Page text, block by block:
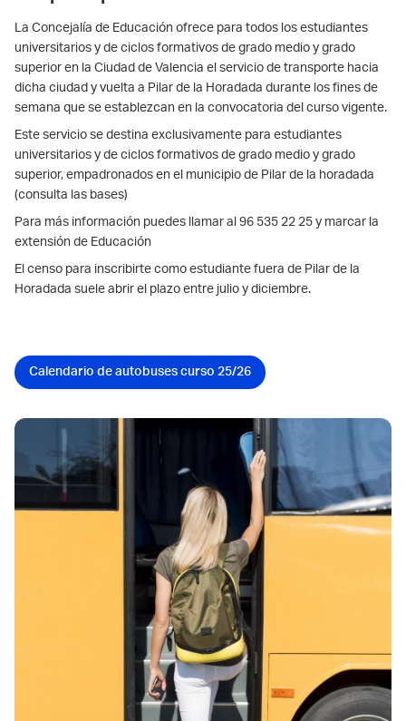
La Concejalía de Educación ofrece para todos los estudiantes
universitarios y de ciclos formativos de grado medio y grado
superior en la Ciudad de Valencia el servicio de transporte hacia
dicha ciudad y vuelta a Pilar de la Horadada durante los fines de
semana que se establezcan en la convocatoria del curso vigente.
Este servicio se destina exclusivamente para estudiantes
universitarios y de ciclos formativos de grado medio y grado
superior, empadronados en el municipio de Pilar de la horadada
(consulta las bases)
Para más información puedes llamar al 96 535 22 25 y marcar la
extensión de Educación
El censo para inscribirte como estudiante fuera de Pilar de la
Horadada suele abrir el plazo entre julio y diciembre.
Calendario de autobuses curso 25/26